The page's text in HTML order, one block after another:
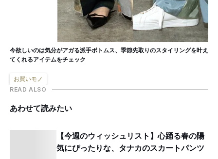
今欲しいのは気分がアガる派手ボトムス、季節先取りのスタイリングを叶え
てくれるアイテムをチェック
お買いモノ
READ ALSO
あわせて読みたい
【今週のウィッシュリスト】心踊る春の陽
気にぴったりな、タナカのスカートパンツ